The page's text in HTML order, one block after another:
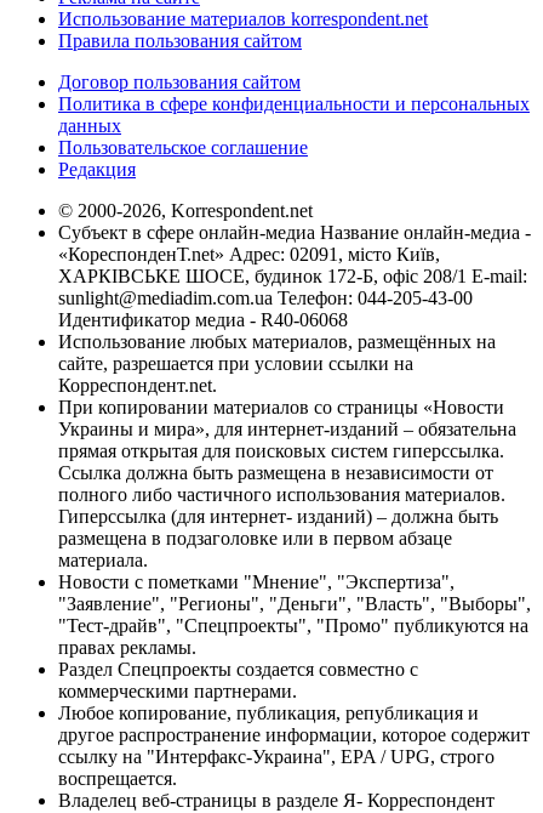
Использование материалов korrespondent.net
Правила пользования сайтом
Договор пользования сайтом
Политика в сфере конфиденциальности и персональных
данных
Пользовательское соглашение
Редакция
© 2000-2026, Korrespondent.net
Субъект в сфере онлайн-медиа Название онлайн-медиа -
«КореспонденТ.net» Адрес: 02091, місто Київ,
ХАРКІВСЬКЕ ШОСЕ, будинок 172-Б, офіс 208/1 E-mail:
sunlight@mediadim.com.ua Телефон: 044-205-43-00
Идентификатор медиа - R40-06068
Использование любых материалов, размещённых на
сайте, разрешается при условии ссылки на
Корреспондент.net.
При копировании материалов со страницы «Новости
Украины и мира», для интернет-изданий – обязательна
прямая открытая для поисковых систем гиперссылка.
Ссылка должна быть размещена в независимости от
полного либо частичного использования материалов.
Гиперссылка (для интернет- изданий) – должна быть
размещена в подзаголовке или в первом абзаце
материала.
Новости с пометками "Мнение", "Экспертиза",
"Заявление", "Регионы", "Деньги", "Власть", "Выборы",
"Тест-драйв", "Спецпроекты", "Промо" публикуются на
правах рекламы.
Раздел Спецпроекты создается совместно с
коммерческими партнерами.
Любое копирование, публикация, републикация и
другое распространение информации, которое содержит
ссылку на "Интерфакс-Украина", EPA / UPG, строго
воспрещается.
Владелец веб-страницы в разделе Я- Корреспондент